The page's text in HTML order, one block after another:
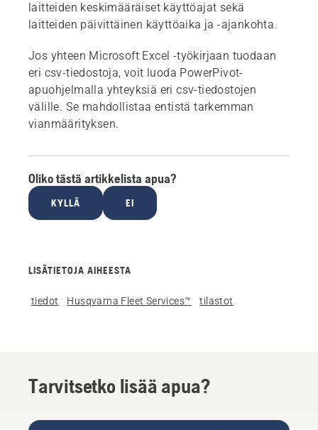
laitteiden keskimääräiset käyttöajat sekä
laitteiden päivittäinen käyttöaika ja -ajankohta.
Jos yhteen Microsoft Excel -työkirjaan tuodaan
eri csv-tiedostoja, voit luoda PowerPivot-
apuohjelmalla yhteyksiä eri csv-tiedostojen
välille. Se mahdollistaa entistä tarkemman
vianmäärityksen.
Oliko tästä artikkelista apua?
KYLLÄ EI
LISÄTIETOJA AIHEESTA
tiedot Husqvarna Fleet Services™ tilastot
Tarvitsetko lisää apua?